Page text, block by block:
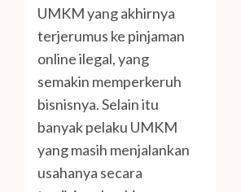
UMKM yang akhirnya
terjerumus ke pinjaman
online ilegal, yang
semakin memperkeruh
bisnisnya. Selain itu
banyak pelaku UMKM
yang masih menjalankan
usahanya secara